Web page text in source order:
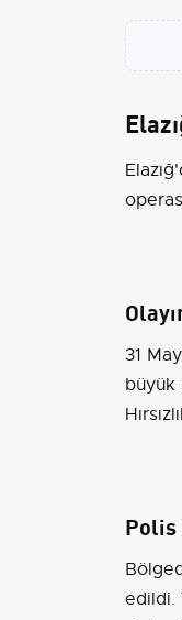
31
büyük
Polis
edildi.